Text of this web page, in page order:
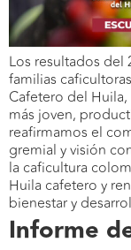
Los resultados del
familias
Cafetero del
más joven,
reafirmamos el
gremial y visión
la caficultura
Huila cafetero y
bienestar y
Informe